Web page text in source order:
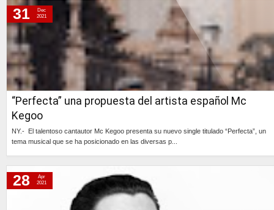
“Perfecta” una propuesta del artista español Mc
Kegoo
NY.- El talentoso cantautor Mc Kegoo presenta su nuevo single titulado “Perfecta”, un
tema musical que se ha posicionado en las diversas p...
31
Dec
2021
28
Apr
2021